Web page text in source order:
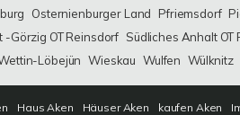
Osternienburger Land Pfriemsdorf
-Görzig OT Reinsdorf Südliches Anhalt OT
Löbejün Wieskau Wulfen Wülknitz
Haus Aken Häuser Aken kaufen Aken